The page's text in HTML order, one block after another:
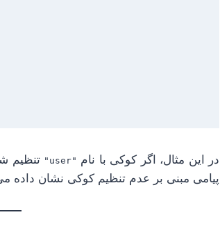
در این مثال، اگر کوکی با نام "user"
تنظیم
پیامی مبنی بر عدم تنظیم کوکی نشان داده